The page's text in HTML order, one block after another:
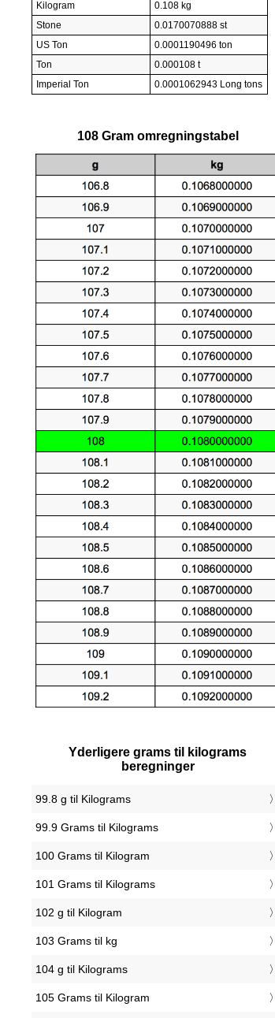
Kilogram
0.108 kg
Stone
0.0170070888 st
US Ton
0.0001190496 ton
Ton
0.000108 t
Imperial Ton
0.0001062943 Long tons
108 Gram omregningstabel
Yderligere grams til kilograms
beregninger
99.8 g til Kilograms
99.9 Grams til Kilograms
100 Grams til Kilogram
101 Grams til Kilograms
102 g til Kilogram
103 Grams til kg
104 g til Kilograms
105 Grams til Kilogram